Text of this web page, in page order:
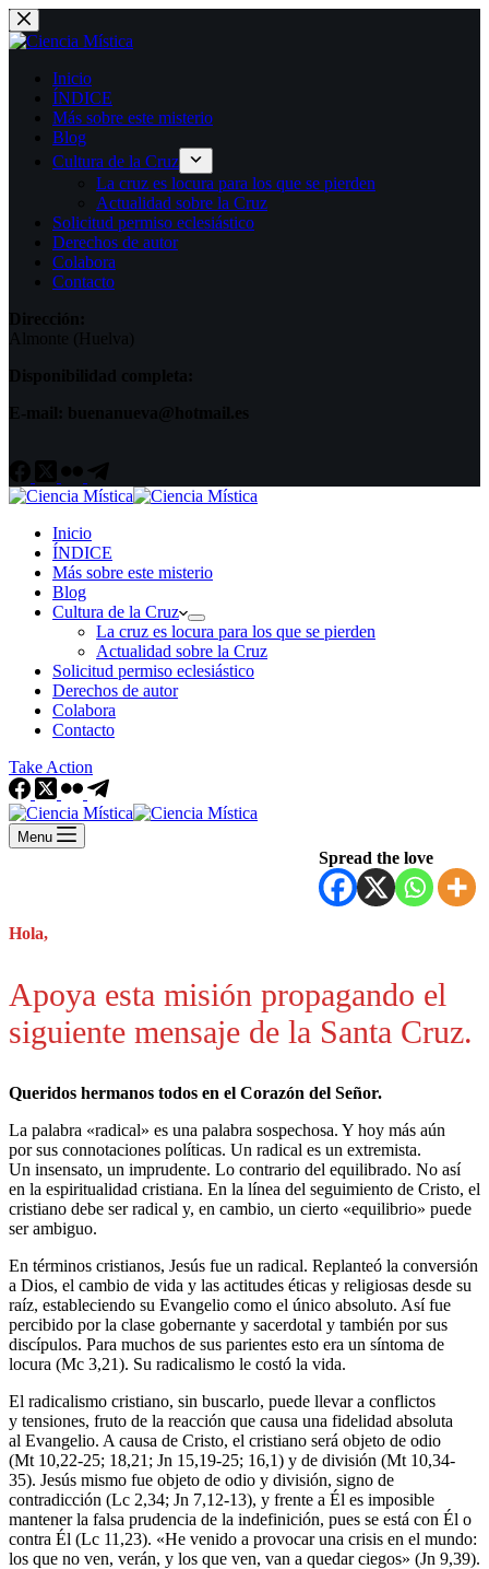
Saltar
al
Inicio
ÍNDICE
Más sobre este misterio
Blog
Cultura de la Cruz
La cruz es locura para los que se pierden
Actualidad sobre la Cruz
Solicitud permiso eclesiástico
Derechos de autor
Colabora
Contacto
Dirección:
Almonte (Huelva)
Disponibilidad completa:
E-mail: buenanueva@hotmail.es
Inicio
ÍNDICE
Más sobre este misterio
Blog
Cultura de la Cruz
La cruz es locura para los que se pierden
Actualidad sobre la Cruz
Solicitud permiso eclesiástico
Derechos de autor
Colabora
Contacto
Take Action
Menu
Spread the love
Hola,
Apoya esta misión propagando el
siguiente mensaje de la Santa Cruz.
Queridos hermanos todos en el Corazón del Señor.
La palabra «radical» es una palabra sospechosa. Y hoy más aún
por sus connotaciones políticas. Un radical es un extremista.
Un insensato, un imprudente. Lo contrario del equilibrado. No así
en la espiritualidad cristiana. En la línea del seguimiento de Cristo, el
cristiano debe ser radical y, en cambio, un cierto «equilibrio» puede
ser ambiguo.
En términos cristianos, Jesús fue un radical. Replanteó la conversión
a Dios, el cambio de vida y las actitudes éticas y religiosas desde su
raíz, estableciendo su Evangelio como el único absoluto. Así fue
percibido por la clase gobernante y sacerdotal y también por sus
discípulos. Para muchos de sus parientes esto era un síntoma de
locura (Mc 3,21). Su radicalismo le costó la vida.
El radicalismo cristiano, sin buscarlo, puede llevar a conflictos
y tensiones, fruto de la reacción que causa una fidelidad absoluta
al Evangelio. A causa de Cristo, el cristiano será objeto de odio
(Mt 10,22-25; 18,21; Jn 15,19-25; 16,1) y de división (Mt 10,34-
35). Jesús mismo fue objeto de odio y división, signo de
contradicción (Lc 2,34; Jn 7,12-13), y frente a Él es imposible
mantener la falsa prudencia de la indefinición, pues se está con Él o
contra Él (Lc 11,23). «He venido a provocar una crisis en el mundo:
los que no ven, verán, y los que ven, van a quedar ciegos» (Jn 9,39).